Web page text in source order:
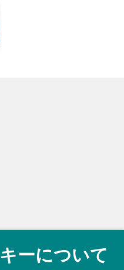
置
パターン
ングマネージャー
ニアリングディレクター
てしまう
選択
ラボレーションの流れ
ーについて